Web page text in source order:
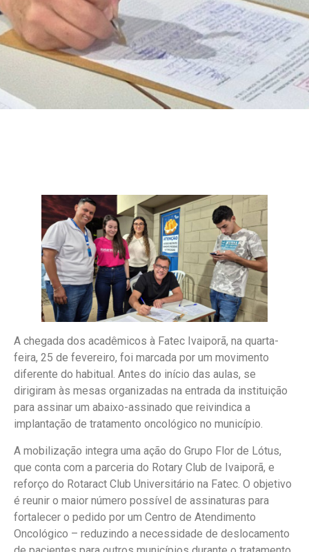
A chegada dos acadêmicos à Fatec Ivaiporã, na quarta-
feira, 25 de fevereiro, foi marcada por um movimento
diferente do habitual. Antes do início das aulas, se
dirigiram às mesas organizadas na entrada da instituição
para assinar um abaixo-assinado que reivindica a
implantação de tratamento oncológico no município.
A mobilização integra uma ação do Grupo Flor de Lótus,
que conta com a parceria do Rotary Club de Ivaiporã, e
reforço do Rotaract Club Universitário na Fatec. O objetivo
é reunir o maior número possível de assinaturas para
fortalecer o pedido por um Centro de Atendimento
Oncológico – reduzindo a necessidade de deslocamento